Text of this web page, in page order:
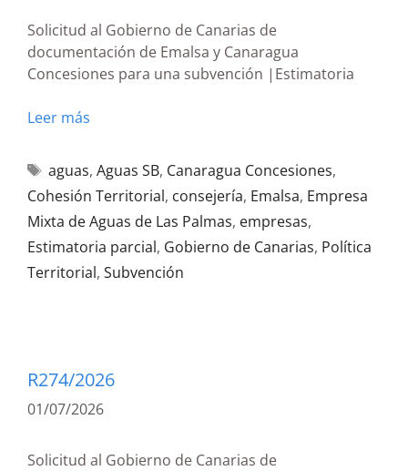
Solicitud al Gobierno de Canarias de
documentación de Emalsa y Canaragua
Concesiones para una subvención |Estimatoria
Leer más
aguas, Aguas SB, Canaragua Concesiones,
Cohesión Territorial, consejería, Emalsa, Empresa
Mixta de Aguas de Las Palmas, empresas,
Estimatoria parcial, Gobierno de Canarias, Política
Territorial, Subvención
R274/2026
01/07/2026
Solicitud al Gobierno de Canarias de